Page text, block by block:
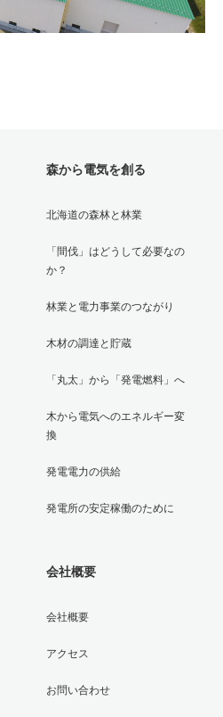
森から電気を創る
北海道の森林と林業
「間伐」はどうして必要なの
か？
林業と電力事業のつながり
木材の調達と貯蔵
「丸太」から「発電燃料」へ
木から電気へのエネルギー変
換
発電電力の供給
発電所の安定稼働のために
会社概要
会社概要
アクセス
お問い合わせ